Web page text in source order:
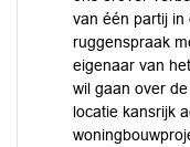
van één partij
ruggenspraak
eigenaar van
wil gaan over
locatie kansrijk